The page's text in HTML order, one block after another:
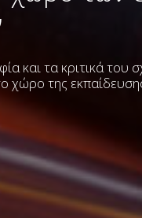
και τα κριτικά του
χώρο της